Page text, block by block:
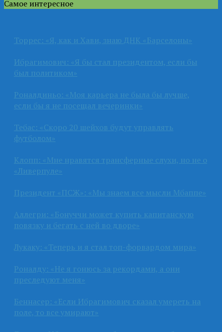
Самое интересное
Торрес: «Я, как и Хави, знаю ДНК «Барселоны»
Ибрагимович: «Я бы стал президентом, если бы
был политиком»
Роналдиньо: «Моя карьера не была бы лучше,
если бы я не посещал вечеринки»
Тебас: «Скоро 20 шейхов будут управлять
футболом»
Клопп: «Мне нравятся трансферные слухи, но не о
«Ливерпуле»
Президент «ПСЖ»: «Мы знаем все мысли Мбаппе»
Аллегри: «Бонуччи может купить капитанскую
повязку и бегать с ней во дворе»
Лукаку: «Теперь и я стал топ-форвардом мира»
Роналду: «Не я гонюсь за рекордами, а они
преследуют меня»
Беннасер: «Если Ибрагимович сказал умереть на
поле, то все умирают»